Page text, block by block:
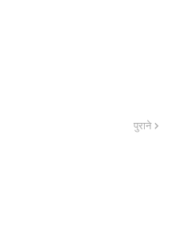
पुराने